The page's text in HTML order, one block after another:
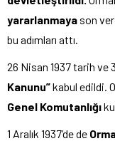
yararlanmaya son
bu adımları attı.
26 Nisan 1937 tarih ve
Kanunu”kabul edildi.
Genel Komutanlığı
1 Aralık 1937’de de